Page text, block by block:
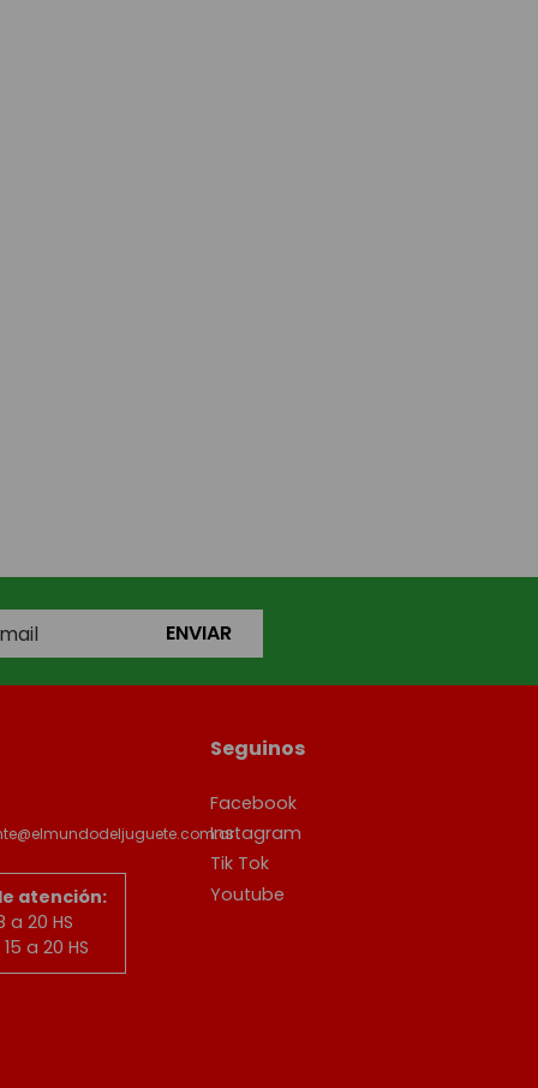
ENVIAR
atención:
a 20 HS
a 20 HS
Seguinos
Facebook
Instagram
Tik Tok
Youtube